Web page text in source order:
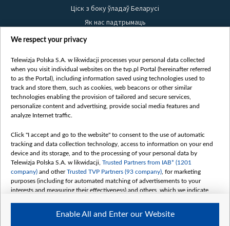
Ціск з боку ўладаў Беларусі
Як нас падтрымаць
Правілы выкарыстання матэрыялаў
Бяспека
Youtube
Белсат news
Белсат Shorts
Жэстачайшы мульт
Belsat English
Biełsat PL
Белсат Now
Белсат History
Белсат Music
Белсат Doc
We respect your privacy
Telewizja Polska S.A. w likwidacji processes your personal data collected
when you visit individual websites on the tvp.pl Portal (hereinafter referred
to as the Portal), including information saved using technologies used to
track and store them, such as cookies, web beacons or other similar
technologies enabling the provision of tailored and secure services,
personalize content and advertising, provide social media features and
analyze Internet traffic.
Click "I accept and go to the website" to consent to the use of automatic
tracking and data collection technology, access to information on your end
device and its storage, and to the processing of your personal data by
Telewizja Polska S.A. w likwidacji, Trusted Partners from IAB* (1201
company) and otherTrusted TVP Partners (93 company) , for marketing
purposes (including for automated matching of advertisements to your
interests and measuring their effectiveness) and others, which we indicate
The purposes of processing your data by TVP S.A. w likwidacji are as
Enable All and Enter our Website